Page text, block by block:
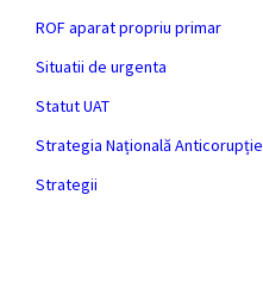
ROF aparat propriu primar
Situatii de urgenta
Statut UAT
Strategia Națională Anticorupție
Strategii